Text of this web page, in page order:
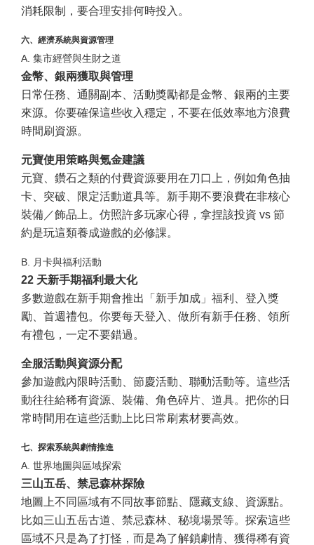
消耗限制，要合理安排何時投入。
六、經濟系統與資源管理
A. 集市經營與生財之道
金幣、銀兩獲取與管理
日常任務、通關副本、活動獎勵都是金幣、銀兩的主要
來源。你要確保這些收入穩定，不要在低效率地方浪費
時間刷資源。
元寶使用策略與氪金建議
元寶、鑽石之類的付費資源要用在刀口上，例如角色抽
卡、突破、限定活動道具等。新手期不要浪費在非核心
裝備／飾品上。仿照許多玩家心得，拿捏該投資 vs 節
約是玩這類養成遊戲的必修課。
B. 月卡與福利活動
22 天新手期福利最大化
多數遊戲在新手期會推出「新手加成」福利、登入獎
勵、首週禮包。你要每天登入、做所有新手任務、領所
有禮包，一定不要錯過。
全服活動與資源分配
參加遊戲內限時活動、節慶活動、聯動活動等。這些活
動往往給稀有資源、裝備、角色碎片、道具。把你的日
常時間用在這些活動上比日常刷素材要高效。
七、探索系統與劇情推進
A. 世界地圖與區域探索
三山五岳、禁忌森林探險
地圖上不同區域有不同故事節點、隱藏支線、資源點。
比如三山五岳古道、禁忌森林、秘境場景等。探索這些
區域不只是為了打怪，而是為了解鎖劇情、獲得稀有資